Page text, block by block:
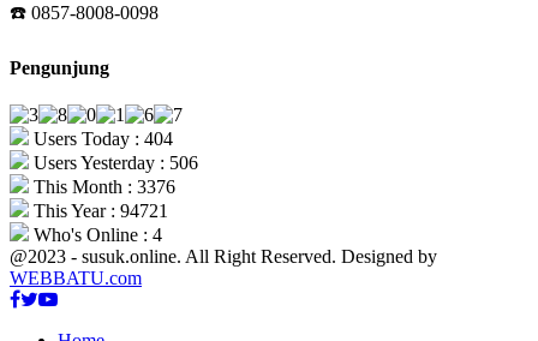
☎️ 0857-8008-0098
Pengunjung
Users Today : 404
Users Yesterday : 506
This Month : 3376
This Year : 94721
Who's Online : 4
@2023 - susuk.online. All Right Reserved. Designed by
WEBBATU.com
Facebook
Twitter
Youtube